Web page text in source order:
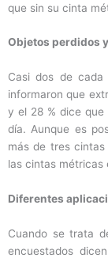
que sin su cinta
Objetos perdidos
Casi dos de cada
informaron que
y el 28 % dice
día. Aunque es
más de tres
las cintas métricas
Diferentes
Cuando se trata
encuestados